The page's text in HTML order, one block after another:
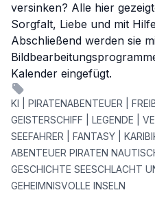
versinken? Alle hier
Sorgfalt, Liebe und mit
Abschließend werden sie
Kalender eingefügt.
KI | PIRATENABENTEUER |
GEISTERSCHIFF | LEGENDE |
SEEFAHRER | FANTASY |
ABENTEUER PIRATEN
GESCHICHTE SEESCHLACHT
GEHEIMNISVOLLE INSELN